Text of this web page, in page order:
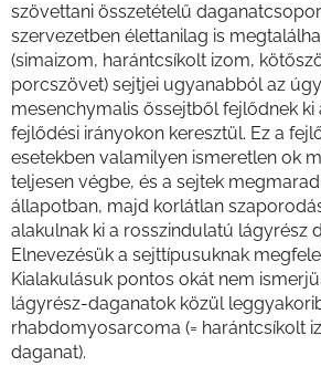
szövettani összetételű
szervezetben élettanilag is
(simaizom, harántcsíkolt izom,
porcszövet) sejtjei ugyanabból az
mesenchymalis őssejtből fejlődnek ki
fejlődési irányokon keresztül. Ez a
esetekben valamilyen ismeretlen ok
teljesen végbe, és a sejtek
állapotban, majd korlátlan
alakulnak ki a rosszindulatú lágyrész
Elnevezésük a sejttípusuknak
Kialakulásuk pontos okát nem
lágyrész-daganatok közül
rhabdomyosarcoma (= harántcsíkolt
daganat).